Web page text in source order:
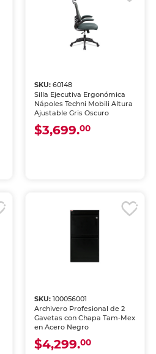
SKU: 60148
Silla Ejecutiva Ergonómica
Nápoles Techni Mobili Altura
Ajustable Gris Oscuro
$3,699.00
SKU: 100056001
Archivero Profesional de 2
Gavetas con Chapa Tam-Mex
en Acero Negro
$4,299.00